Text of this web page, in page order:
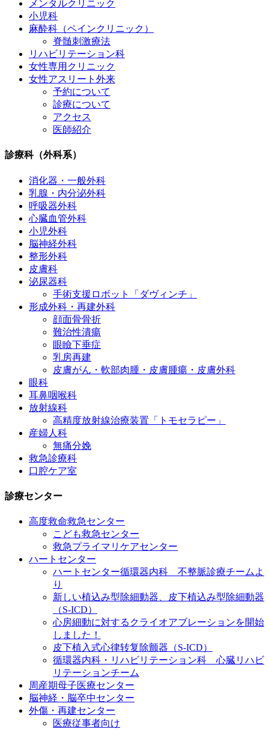
メンタルクリニック
小児科
麻酔科（ペインクリニック）
脊髄刺激療法
リハビリテーション科
女性専用クリニック
女性アスリート外来
予約について
診療について
アクセス
医師紹介
診療科（外科系）
消化器・一般外科
乳腺・内分泌外科
呼吸器外科
心臓血管外科
小児外科
脳神経外科
整形外科
皮膚科
泌尿器科
手術支援ロボット「ダヴィンチ」
形成外科・再建外科
顔面骨骨折
難治性潰瘍
眼瞼下垂症
乳房再建
皮膚がん・軟部肉腫・皮膚腫瘍・皮膚外科
眼科
耳鼻咽喉科
放射線科
高精度放射線治療装置「トモセラピー」
産婦人科
無痛分娩
救急診療科
口腔ケア室
診療センター
高度救命救急センター
こども救急センター
救急プライマリケアセンター
ハートセンター
ハートセンター循環器内科 不整脈診療チームよ
り
新しい植込み型除細動器、皮下植込み型除細動器
（S-ICD）
心房細動に対するクライオアブレーションを開始
しました！
皮下植入式心律转复除颤器（S-ICD）
循環器内科・リハビリテーション科 心臓リハビ
リテーションチーム
周産期母子医療センター
脳神経・脳卒中センター
外傷・再建センター
医療従事者向け